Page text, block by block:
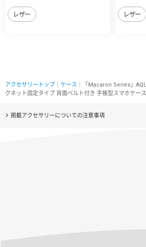
レザー レザー
アクセサリートップ ケース ｜「Macaron Series」
グネット固定タイプ 背面ベルト付き 手帳型スマホケース
掲載アクセサリーについての注意事項